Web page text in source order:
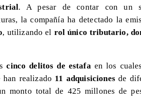
. A pesar de contar con un
la compañía ha detectado la
, utilizando el rol único tributario,
cinco delitos de estafa en los
realizado 11 adquisicionesde
monto total de 425 millones de